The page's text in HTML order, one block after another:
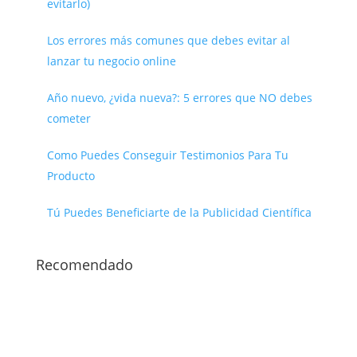
evitarlo)
Los errores más comunes que debes evitar al
lanzar tu negocio online
Año nuevo, ¿vida nueva?: 5 errores que NO debes
cometer
Como Puedes Conseguir Testimonios Para Tu
Producto
Tú Puedes Beneficiarte de la Publicidad Científica
Recomendado